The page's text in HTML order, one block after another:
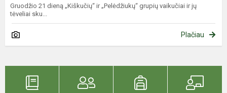
Gruodžio 21 dieną „Kiškučių“ ir „Pelėdžiukų“ grupių vaikučiai ir jų
tėveliai sku...
Plačiau